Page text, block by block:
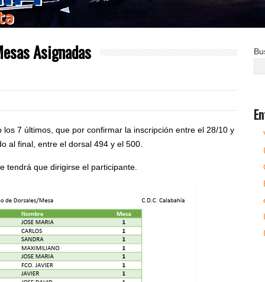
Asignadas
7 últimos, que por confirmar la inscripción entre el 28/10 y
al final, entre el dorsal 494 y el 500.
tendrá que dirigirse el participante.